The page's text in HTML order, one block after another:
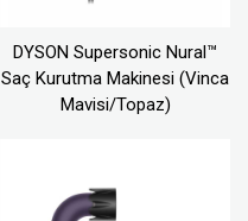
DYSON Supersonic Nural™
Saç Kurutma Makinesi (Vinca
Mavisi/Topaz)